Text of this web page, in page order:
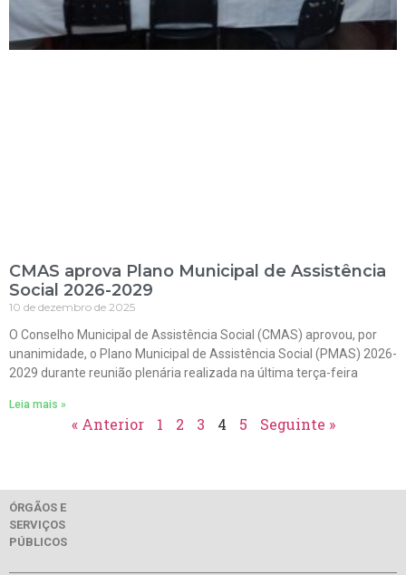
CMAS aprova Plano Municipal de Assistência
Social 2026-2029
10 de dezembro de 2025
O Conselho Municipal de Assistência Social (CMAS) aprovou, por
unanimidade, o Plano Municipal de Assistência Social (PMAS) 2026-
2029 durante reunião plenária realizada na última terça-feira
Leia mais »
« Anterior 1 2 3 4 5 Seguinte »
ÓRGÃOS E
SERVIÇOS
PÚBLICOS